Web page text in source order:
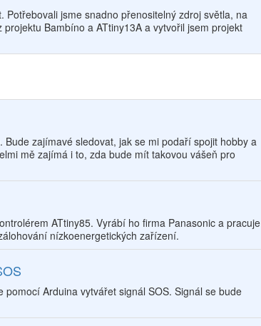
jsme snadno přenositelný zdroj světla, na
Bambíno a ATtiny13A a vytvořil jsem projekt
zajímavé sledovat, jak se mi podaří spojit hobby a
mě zajímá i to, zda bude mít takovou vášeň pro
ATtiny85. Vyrábí ho firma Panasonic a pracuje
nízkoenergetických zařízení.
Arduina vytvářet signál SOS. Signál se bude